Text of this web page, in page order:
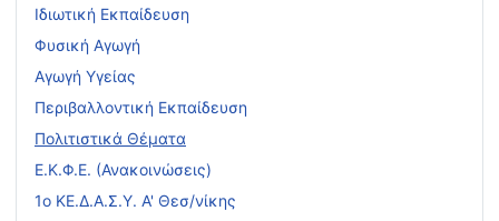
Ιδιωτική Εκπαίδευση
Φυσική Αγωγή
Αγωγή Υγείας
Περιβαλλοντική Εκπαίδευση
Πολιτιστικά Θέματα
Ε.Κ.Φ.Ε. (Ανακοινώσεις)
1ο ΚΕ.Δ.Α.Σ.Υ. Α' Θεσ/νίκης